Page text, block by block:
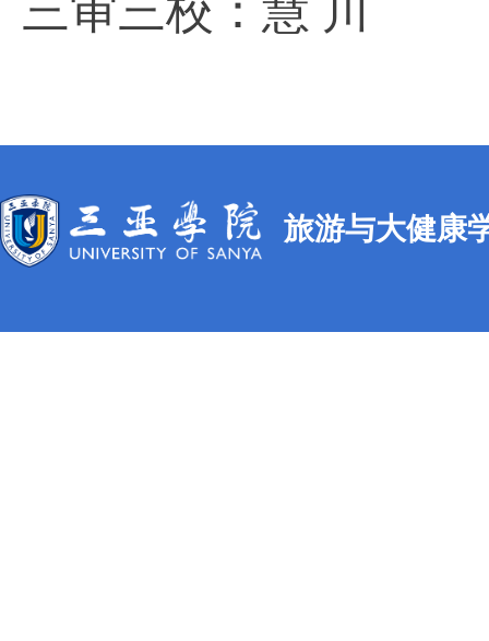
三审三校：慧 川
旅游与大健康